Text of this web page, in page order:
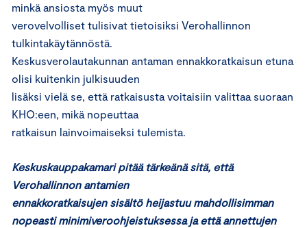
minkä ansiosta myös muut
verovelvolliset tulisivat tietoisiksi Verohallinnon
tulkintakäytännöstä.
Keskusverolautakunnan antaman ennakkoratkaisun etuna
olisi kuitenkin julkisuuden
lisäksi vielä se, että ratkaisusta voitaisiin valittaa suoraan
KHO:een, mikä nopeuttaa
ratkaisun lainvoimaiseksi tulemista.
Keskuskauppakamari pitää tärkeänä sitä, että
Verohallinnon antamien
ennakkoratkaisujen sisältö heijastuu mahdollisimman
nopeasti minimiveroohjeistuksessa ja että annettujen